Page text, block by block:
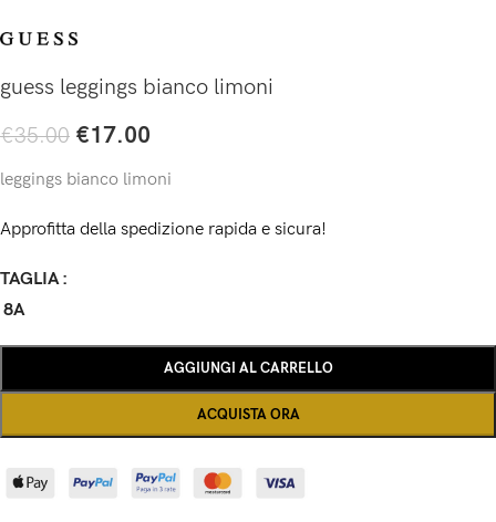
guess leggings bianco limoni
€35.00 €17.00
leggings bianco limoni
Approfitta della spedizione rapida e sicura!
TAGLIA
8A
AGGIUNGI AL CARRELLO
ACQUISTA ORA